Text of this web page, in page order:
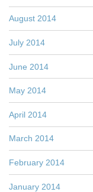
August 2014
July 2014
June 2014
May 2014
April 2014
March 2014
February 2014
January 2014